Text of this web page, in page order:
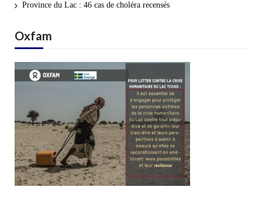
Province du Lac : 46 cas de choléra recensés
Oxfam